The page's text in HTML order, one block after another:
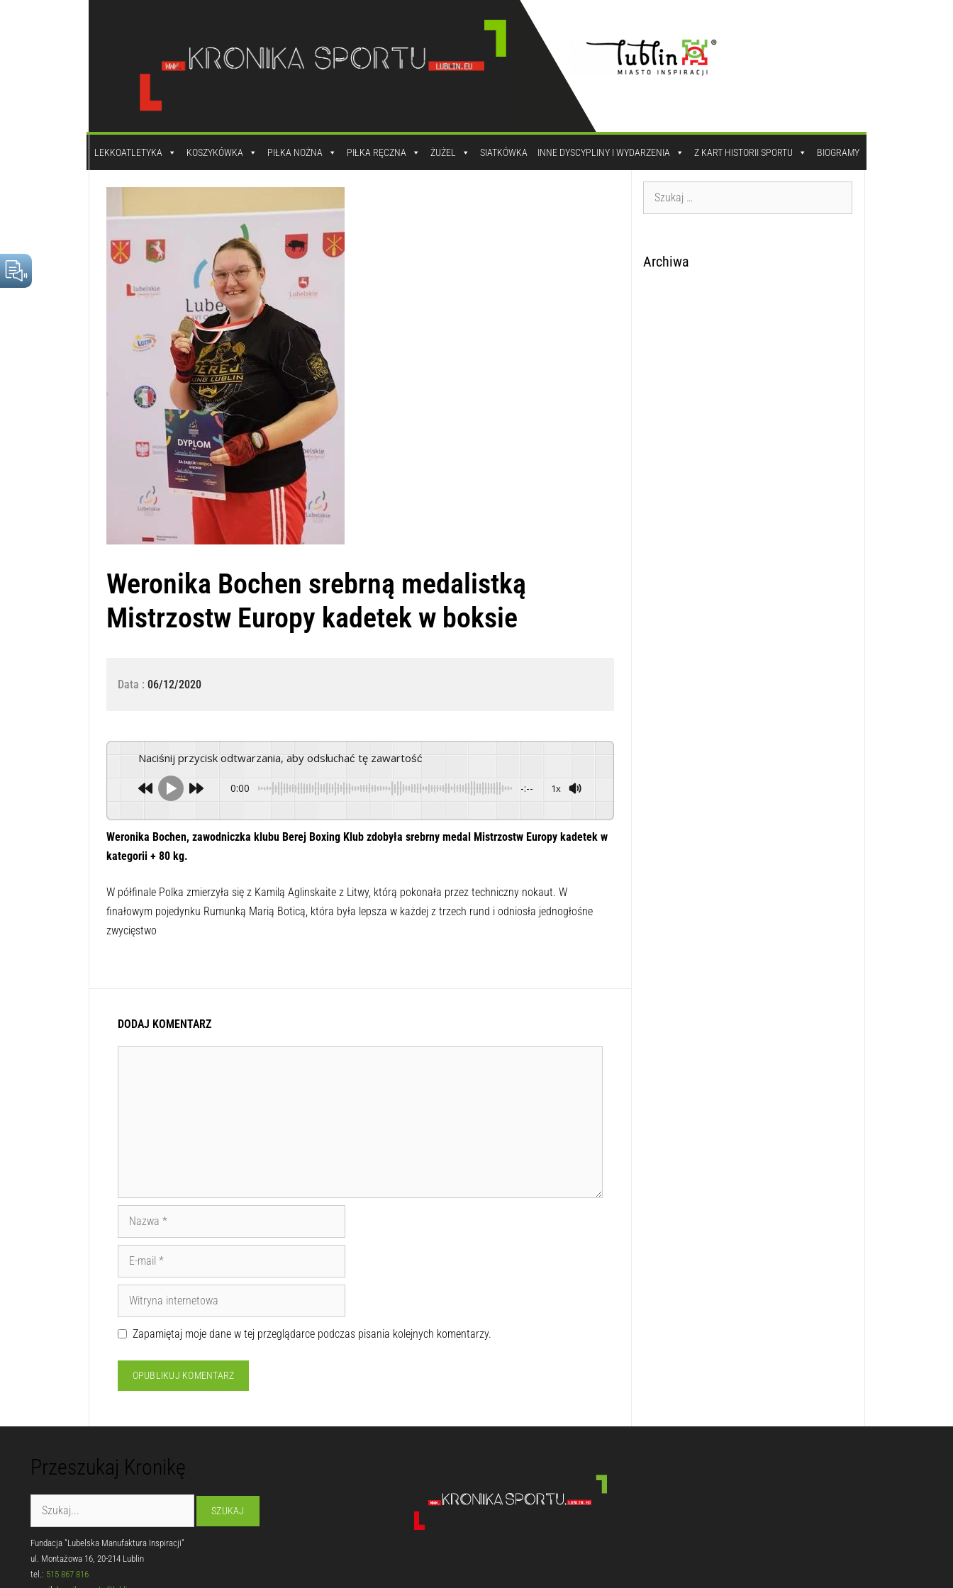
LEKKOATLETYKA KOSZYKÓWKA PIŁKA NOŻNA PIŁKA RĘCZNA ŻUŻEL SIATKÓWKA INNE DYSCYPLINY I WYDARZENIA Z KART HISTORII SPORTU BIOGRAMY
Weronika Bochen srebrną medalistką
Mistrzostw Europy kadetek w boksie
Data : 06/12/2020
Naciśnij przycisk odtwarzania, aby odsłuchać tę zawartość
0:00 -:-- 1x
Weronika Bochen, zawodniczka klubu Berej Boxing Klub zdobyła srebrny medal Mistrzostw Europy kadetek w
kategorii + 80 kg.
W półfinale Polka zmierzyła się z Kamilą Aglinskaite z Litwy, którą pokonała przez techniczny nokaut. W
finałowym pojedynku Rumunką Marią Boticą, która była lepsza w każdej z trzech rund i odniosła jednogłośne
zwycięstwo
DODAJ KOMENTARZ
Zapamiętaj moje dane w tej przeglądarce podczas pisania kolejnych komentarzy.
Archiwa
Przeszukaj Kronikę
Fundacja "Lubelska Manufaktura Inspiracji"
ul. Montażowa 16, 20-214 Lublin
tel.: 515 867 816